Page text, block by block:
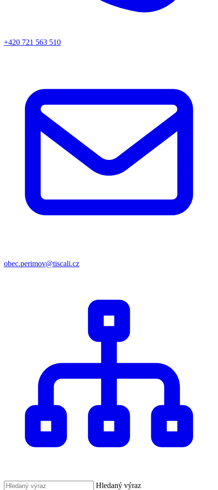
+420 721 563 510
obec.perimov@tiscali.cz
Hledaný výraz